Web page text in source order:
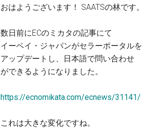
おはようございます！ SAATSの林です。
数日前にECのミカタの記事にて
イーベイ・ジャパンがセラーポータルを
アップデートし、日本語で問い合わせ
ができるようになりました。
https://ecnomikata.com/ecnews/31141/
これは大きな変化ですね。